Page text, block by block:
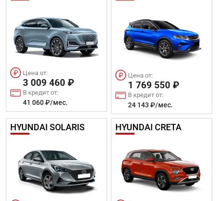
Цена от:
3 009 460 ₽
В кредит от:
41 060 ₽/мес.
Цена от:
1 769 550 ₽
В кредит от:
24 143 ₽/мес.
HYUNDAI SOLARIS HYUNDAI CRETA